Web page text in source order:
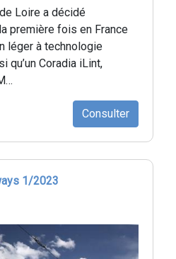
Loire a décidé
première fois en France
léger à technologie
qu’un Coradia iLint,
Consulter
1/2023